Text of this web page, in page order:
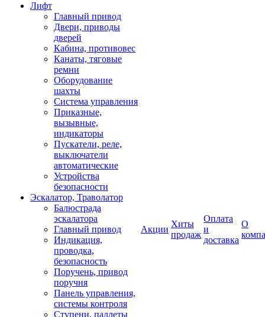
Лифт
Главный привод
Двери, приводы
дверей
Кабина, противовес
Канаты, тяговые
ремни
Оборудование
шахты
Система управления
Приказные,
вызывные,
индикаторы
Пускатели, реле,
выключатели
автоматические
Устройства
безопасности
Эскалатор, Траволатор
Балюстрада
эскалатора
Главный привод
Индикация,
проводка,
безопасность
Поручень, привод
поручня
Панель управления,
системы контроля
Ступени, паллеты
Акции
Хиты
продаж
Оплата
и
доставка
О